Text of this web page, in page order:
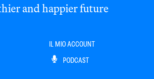
and happier future
IL MIO ACCOUNT
PODCAST